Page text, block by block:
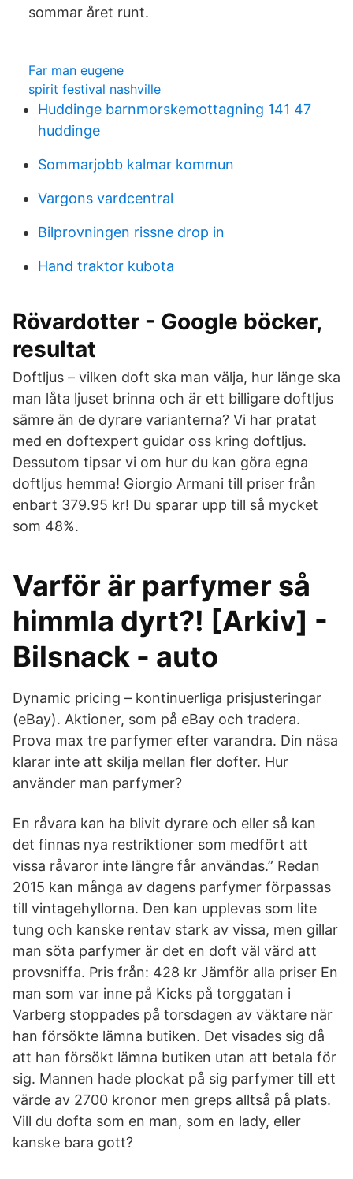
sommar året runt.
Far man eugene
spirit festival nashville
Huddinge barnmorskemottagning 141 47
huddinge
Sommarjobb kalmar kommun
Vargons vardcentral
Bilprovningen rissne drop in
Hand traktor kubota
Rövardotter - Google böcker,
resultat
Doftljus – vilken doft ska man välja, hur länge ska
man låta ljuset brinna och är ett billigare doftljus
sämre än de dyrare varianterna? Vi har pratat
med en doftexpert guidar oss kring doftljus.
Dessutom tipsar vi om hur du kan göra egna
doftljus hemma! Giorgio Armani till priser från
enbart 379.95 kr! Du sparar upp till så mycket
som 48%.
Varför är parfymer så
himmla dyrt?! [Arkiv] -
Bilsnack - auto
Dynamic pricing – kontinuerliga prisjusteringar
(eBay). Aktioner, som på eBay och tradera.
Prova max tre parfymer efter varandra. Din näsa
klarar inte att skilja mellan fler dofter. Hur
använder man parfymer?
En råvara kan ha blivit dyrare och eller så kan
det finnas nya restriktioner som medfört att
vissa råvaror inte längre får användas.” Redan
2015 kan många av dagens parfymer förpassas
till vintagehyllorna. Den kan upplevas som lite
tung och kanske rentav stark av vissa, men gillar
man söta parfymer är det en doft väl värd att
provsniffa. Pris från: 428 kr Jämför alla priser En
man som var inne på Kicks på torggatan i
Varberg stoppades på torsdagen av väktare när
han försökte lämna butiken. Det visades sig då
att han försökt lämna butiken utan att betala för
sig. Mannen hade plockat på sig parfymer till ett
värde av 2700 kronor men greps alltså på plats.
Vill du dofta som en man, som en lady, eller
kanske bara gott?